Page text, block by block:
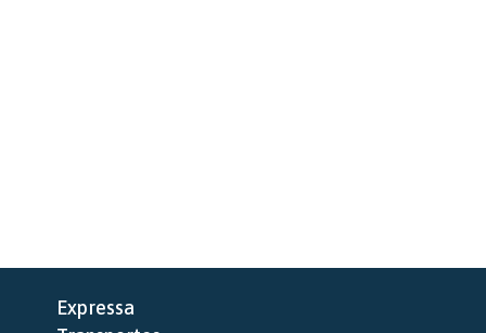
Expressa